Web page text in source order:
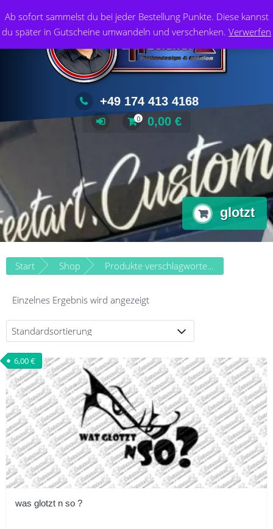
Ab sofort sammelst du bei jeder Bestellung Punkte. Diese kannst
du später in Gutscheine umwandeln und verschenken. Verwerfen
Inhalt
springen
+49 174 413 4168
0 0,00 €
glotzt
Start Shop Produkte verschlagwortet mit „glotzt“
Einzelnes Ergebnis wird angezeigt
was glotzt n so ?
6,00€